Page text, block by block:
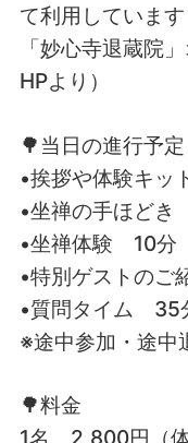
て利用しています
「妙心寺退蔵院
HPより）
🌳当日の進行予定
•挨拶や体験キ
•坐禅の手ほど
•坐禅体験 10分
•特別ゲストの
•質問タイム 35
※途中参加・途中
🌳料金